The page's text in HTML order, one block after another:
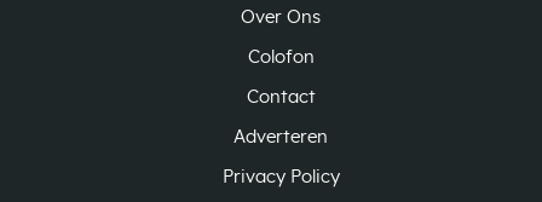
Over Ons
Colofon
Contact
Adverteren
Privacy Policy